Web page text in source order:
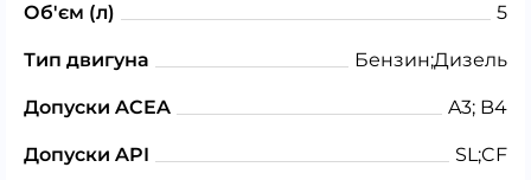
Об'єм (л) 5
Тип двигуна Бензин;Дизель
Допуски ACEA A3; B4
Допуски API SL;CF